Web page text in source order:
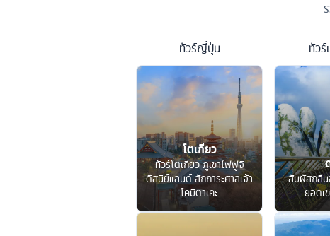
ทัวร์ญี่ปุ่น
โตเกียว
ทัวร์โตเกียว ภูเขาไฟฟูจิ
ดิสนีย์แลนด์ สักการะศาลเจ้า
โคมิตาเคะ
ทัวร์
สัมผัสกลิ่
ยอดเ